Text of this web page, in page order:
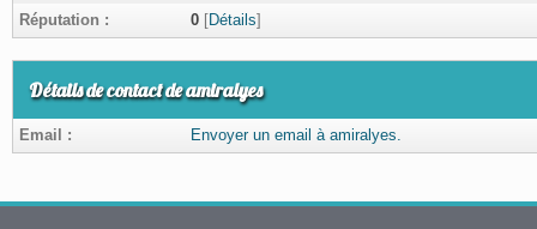
Réputation : 0 [Détails]
Détails de contact de amiralyes
Email : Envoyer un email à amiralyes.